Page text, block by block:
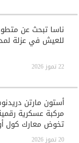
ناسا تبحث عن
للعيش في عزلة
22 تموز 2026
أستون مارتن
مركبة عسكرية
تخوض معارك كول
ديوتي
20 تموز 2026